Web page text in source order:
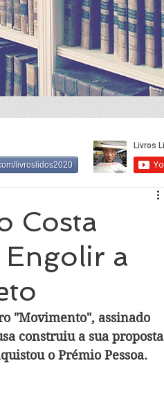
Costa
Engolir a
"Movimento", assinado
construiu a sua proposta
o Prémio Pessoa.
livroslidos2020